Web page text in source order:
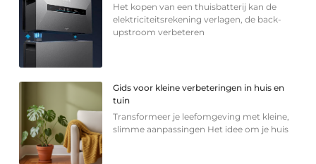
Het kopen van een thuisbatterij kan de
elektriciteitsrekening verlagen, de back-
upstroom verbeteren
Gids voor kleine verbeteringen in huis en
tuin
Transformeer je leefomgeving met kleine,
slimme aanpassingen Het idee om je huis